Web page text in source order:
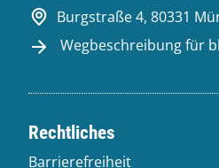
Burgstraße 4, 80331
Wegbeschreibung für
Rechtliches
Barrierefreiheit